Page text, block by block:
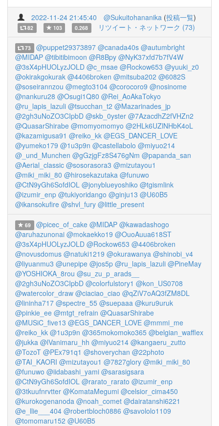
2022-11-24 21:45:40 @Sukuitohananika (投稿一覧)
82 103 0.268 リツイート・ネットワーク (73)
73 @puppet29373897 @canada40s @autumbright
@MIDAP @tibitibimoon @R8Bpy @NyK37xfd7b7fV4W
@3sX4pHUOLyzJOLD @c_msae @Rockow653 @yuuki_z0
@okirakgokurak @4406broken @mitsuba202 @6082S
@soseirannzou @megto3104 @corocoro9 @nosinome
@nankuru28 @Osugi1Q80 @Rei_AoAkaTokyo
@ru_lapis_lazuli @tsucchan_t2 @Mazarinades_jp
@2gh3uNoZO3CIpbD @skb_0yster @7AzacdhZ2fVHZn2
@QuasarShirabe @momyomomyo @2HLk6UZlNHbK4oL
@kazamigusa91 @reiko_kk @EGS_DANCER_LOVE
@yumeko179 @1u3p9n @castellabolo @miyuo214
@_und_Munchen @gGzjgFz8S476gNm @papanda_san
@Aerial_classic @sosorasora3 @mizutayou1
@miki_miki_80 @hirosekazutaka @funuwo
@CtN9yGh6SofdIOL @jonyblueyoshiko @tgismlink
@izumir_enp @tukiyoridango @ginju13 @U60B5
@ikansokufire @shvl_fury @little_present
69 @picec_of_cake @MIDAP @kawadashogo
@aruhazunonai @mokaekko19 @OuoAuua618ST
@3sX4pHUOLyzJOLD @Rockow653 @4406broken
@novusdomus @natuki1219 @okurawanya @shinobi_v4
@liyuanmu3 @unepipe @jos5p @ru_lapis_lazuli @PineMay
@YOSHIOKA_8rou @su_zu_p_arads__
@2gh3uNoZO3CIpbD @colorfulstory1 @kon_US0708
@watercolor_draw @ciaciao_ciao @qZiV7oAQ3fZM8DL
@lininha717 @spectre_55 @suepaaa @kuru9uruk
@pinkie_ee @mtgt_refrain @QuasarShirabe
@MUSiC_five13 @EGS_DANCER_LOVE @mmmi_me
@reiko_kk @1u3p9n @365mokomoko365 @belgian_wafflex
@jukka @lVanimaru_hh @miyuo214 @kangaeru_zutto
@TozoT @PEx791q1 @shoverychan @22photo
@TAI_KAORI @mizutayou1 @7827glory @miki_miki_80
@funuwo @iidabashi_yami @sarasigsara
@CtN9yGh6SofdIOL @rarato_rarato @izumir_enp
@3tkuufnrvtter @KomataMegumi @celsior_cima450
@kurokogenanoda @noah_comet @dairatanshi6221
@e_llie___404 @robertbloch0886 @savololo1109
@tomomaru152 @U60B5